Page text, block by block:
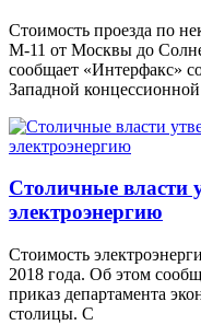
Стоимость проезда по
М-11 от Москвы до
сообщает «Интерфакс»
Западной
Столичные власти
электроэнергию
Стоимость
2018 года. Об этом
приказ департамента
столицы. С